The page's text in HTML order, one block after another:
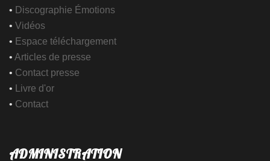
• Discographie Émotions
• Vidéos
• Espace téléchargement
• Articles de presse
• Contact presse
•
Livre d'or
• Contact
ADMINISTRATION